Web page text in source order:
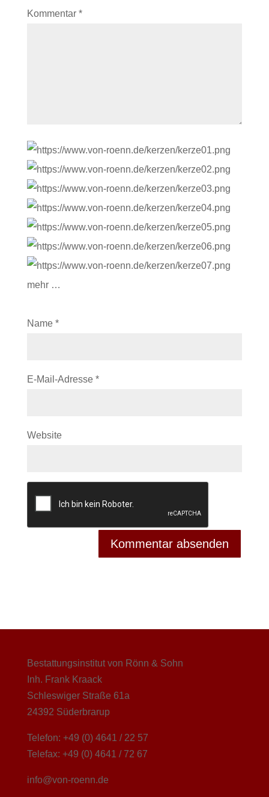
Kommentar *
mehr …
Name *
E-Mail-Adresse *
Website
Bestattungsinstitut von Rönn & Sohn
Inh. Frank Kraack
Schleswiger Straße 61a
24392 Süderbrarup
Telefon: +49 (0) 4641 / 22 57
Telefax: +49 (0) 4641 / 72 67
info@von-roenn.de